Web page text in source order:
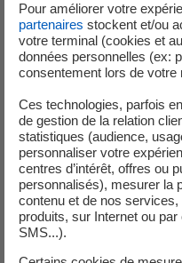
hauteur de 645 millions
Le solde correspond à la
Actifs Dédiés. Elle sera
Analystes et
+33 (0) 1 40 42 40 38
Pour améliorer votre
partenaires stockent et/ou
votre terminal (cookies et
données personnelles (ex:
consentement lors de votre
Ces technologies, parfois
de gestion de la relation
statistiques (audience,
personnaliser votre
centres d’intérêt, offres ou
personnalisés), mesurer la
contenu et de nos
produits, sur Internet ou
SMS...).